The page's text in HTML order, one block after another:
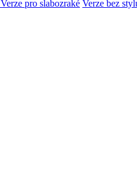
Verze pro slabozraké Verze bez